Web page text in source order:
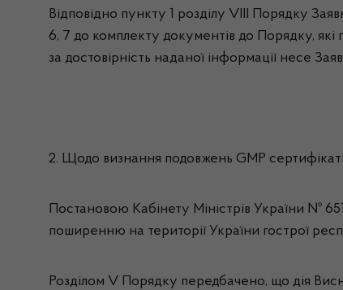
Відповідно пункту 1 розділу VIII Порядку
6, 7 до комплекту документів до Порядку,
за достовірність наданої інформації несе
2. Щодо визнання подовжень GMP
Постановою Кабінету Міністрів України №
поширенню на території України гострої
Розділом V Порядку передбачено, що дія